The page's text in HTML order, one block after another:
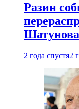
Разин
Шатунова
2 года спустя2